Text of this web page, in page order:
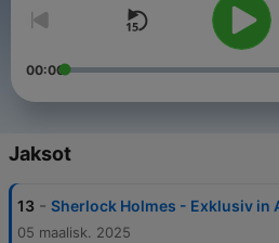
00:00
Jaksot
13 - Sherlock Holmes - Exklusiv in
05 maalisk. 2025